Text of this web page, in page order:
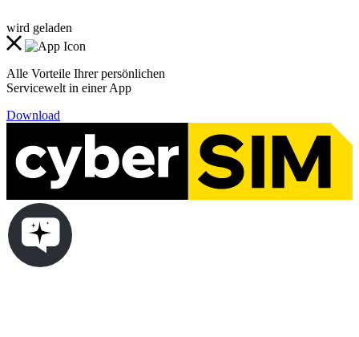
wird geladen
Alle Vorteile Ihrer persönlichen
Servicewelt in einer App
Download